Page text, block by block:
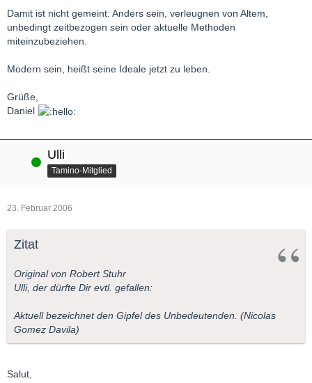
Damit ist nicht gemeint: Anders sein, verleugnen von Altem,
unbedingt zeitbezogen sein oder aktuelle Methoden
miteinzubeziehen.
Modern sein, heißt seine Ideale jetzt zu leben.
Grüße,
Daniel
Online Ulli
Tamino-Mitglied
23. Februar 2006
Zitat
Original von Robert Stuhr
Ulli, der dürfte Dir evtl. gefallen:
Aktuell bezeichnet den Gipfel des Unbedeutenden. (Nicolas
Gomez Davila)
Salut,